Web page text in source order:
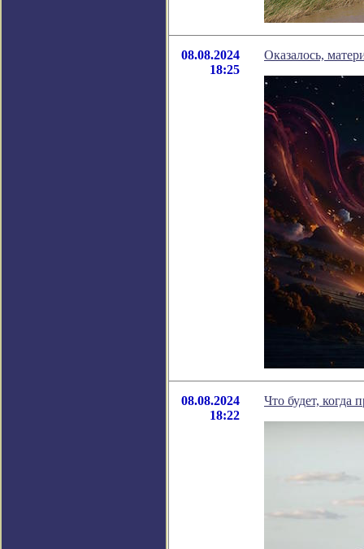
08.08.2024
18:25
Оказалось,
08.08.2024
18:22
Что будет, когда